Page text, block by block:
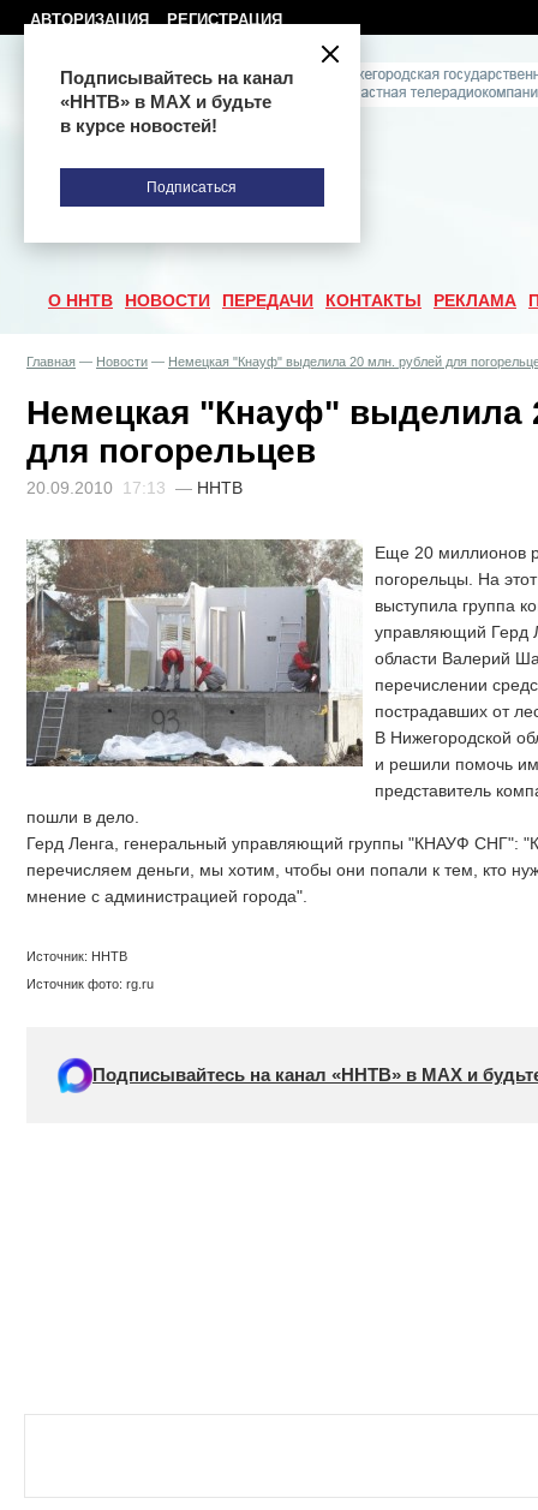
АВТОРИЗАЦИЯ РЕГИСТРАЦИЯ
О ННТВ НОВОСТИ ПЕРЕДАЧИ КОНТАКТЫ РЕКЛАМА
Главная — Новости — Немецкая "Кнауф" выделила 20 млн. рублей для
Немецкая "Кнауф" выделила
для погорельцев
20.09.2010 17:13 — ННТВ
Еще 20 миллионов
погорельцы. На
выступила группа
управляющий Герд
области Валерий
перечислении
пострадавших от
В Нижегородской
и решили помочь
представитель
пошли в дело.
Герд Ленга, генеральный управляющий группы "КНАУФ СНГ":
перечисляем деньги, мы хотим, чтобы они попали к тем, кто
мнение с администрацией города".
Источник: ННТВ
Источник фото: rg.ru
Подписывайтесь на канал «ННТВ» в МАХ и
Подписывайтесь на канал
«ННТВ» в МАХ и будьте
в курсе новостей!
Подписаться